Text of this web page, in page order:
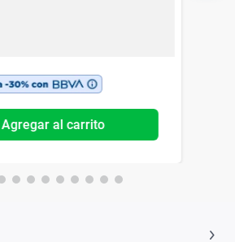
Agregar al carrito